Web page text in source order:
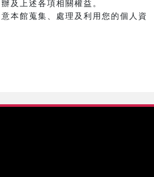
及上述各項相關權益。
本館蒐集、處理及利用您的個人資